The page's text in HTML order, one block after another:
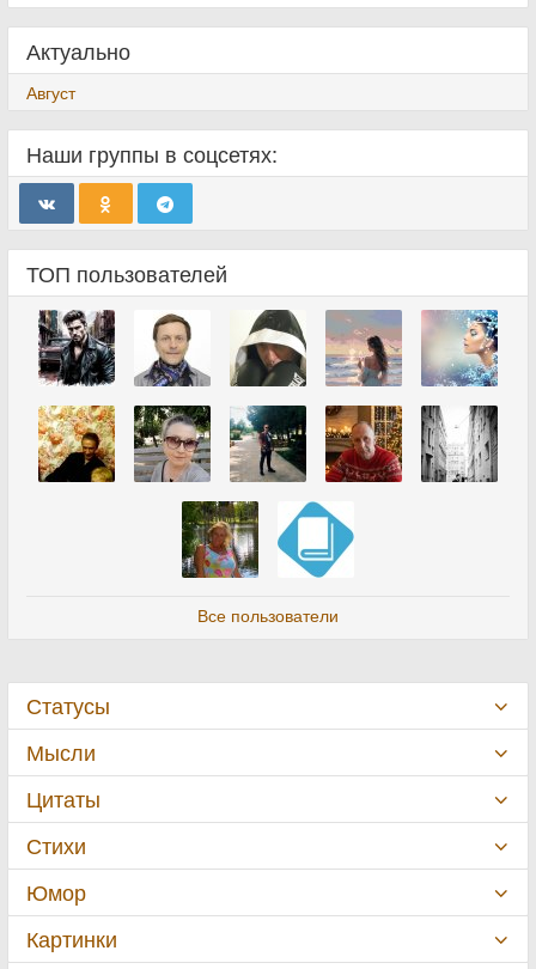
Актуально
Август
Наши группы в соцсетях:
ТОП пользователей
Все пользователи
Статусы
Мысли
Цитаты
Стихи
Юмор
Картинки